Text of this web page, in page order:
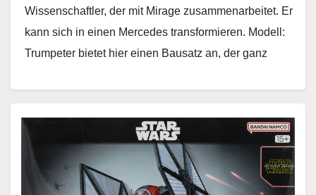
Wissenschaftler, der mit Mirage zusammenarbeitet. Er
kann sich in einen Mercedes transformieren. Modell:
Trumpeter bietet hier einen Bausatz an, der ganz